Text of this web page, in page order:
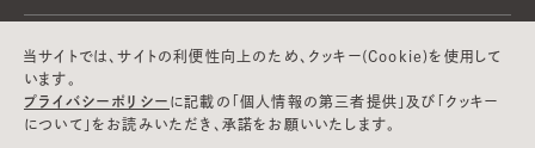
当サイトでは、サイトの利便性向上のため、クッキー(Cookie)を使用して
います。
プライバシーポリシー に記載の「個人情報の第三者提供」及び「クッキー
について」をお読みいただき、承諾をお願いいたします。